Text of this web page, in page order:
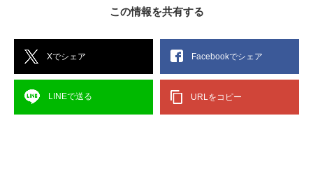
この情報を共有する
Xでシェア Facebookでシェア
LINEで送る URLをコピー